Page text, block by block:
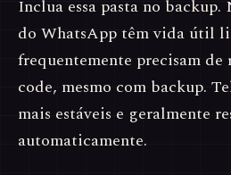
Inclua essa pasta no backup.
do WhatsApp têm vida útil
frequentemente precisam de
code, mesmo com backup.
mais estáveis e geralmente
automaticamente.